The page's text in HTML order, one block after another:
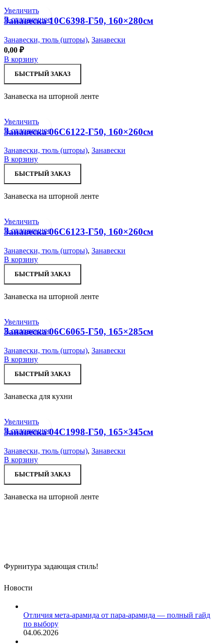
Увеличить
В отложенное
Занавеска 10С6398-Г50, 160×280см
Занавески, тюль (шторы), Занавески
0,00 ₽
В корзину
БЫСТРЫЙ ЗАКАЗ
Занавеска на шторной ленте
Увеличить
В отложенное
Занавеска 06С6122-Г50, 160×260см
Занавески, тюль (шторы), Занавески
В корзину
БЫСТРЫЙ ЗАКАЗ
Занавеска на шторной ленте
Увеличить
В отложенное
Занавеска 06С6123-Г50, 160×260см
Занавески, тюль (шторы), Занавески
В корзину
БЫСТРЫЙ ЗАКАЗ
Занавеска на шторной ленте
Увеличить
В отложенное
Занавеска 06С6065-Г50, 165×285см
Занавески, тюль (шторы), Занавески
В корзину
БЫСТРЫЙ ЗАКАЗ
Занавеска для кухни
Увеличить
В отложенное
Занавеска 04С1998-Г50, 165×345см
Занавески, тюль (шторы), Занавески
В корзину
БЫСТРЫЙ ЗАКАЗ
Занавеска на шторной ленте
Фурнитура задающая стиль!
Новости
Отличия мета-арамида от пара-арамида — полный гайд
по выбору
04.06.2026